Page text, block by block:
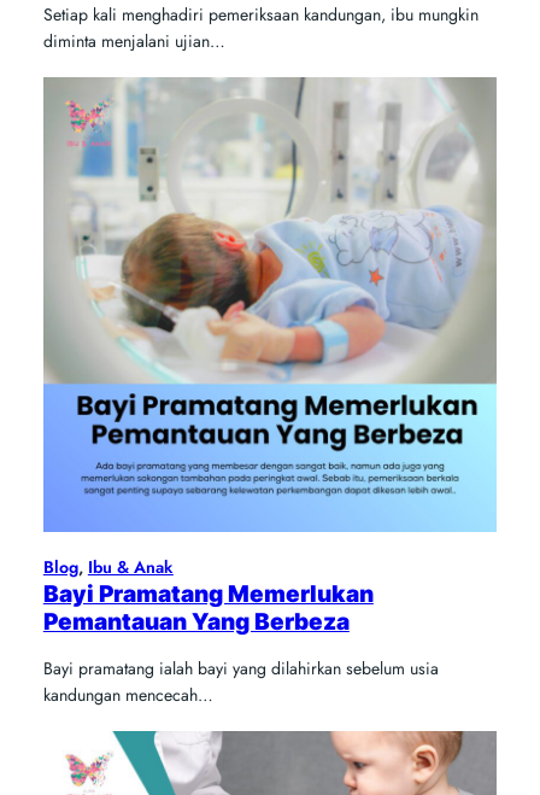
Setiap kali menghadiri pemeriksaan kandungan, ibu mungkin
diminta menjalani ujian…
Blog, Ibu & Anak
Bayi Pramatang Memerlukan
Pemantauan Yang Berbeza
Bayi pramatang ialah bayi yang dilahirkan sebelum usia
kandungan mencecah…